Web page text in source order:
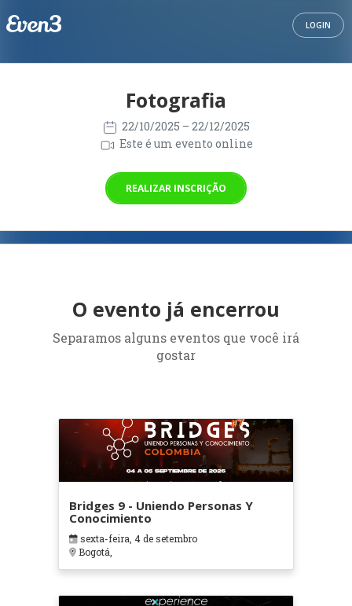
LOGIN
Fotografia
22/10/2025 – 22/12/2025
Este é um evento online
REALIZAR INSCRIÇÃO
O evento já encerrou
Separamos alguns eventos que você irá
gostar
Bridges 9 - Uniendo Personas Y
Conocimiento
sexta-feira, 4 de setembro
Bogotá,